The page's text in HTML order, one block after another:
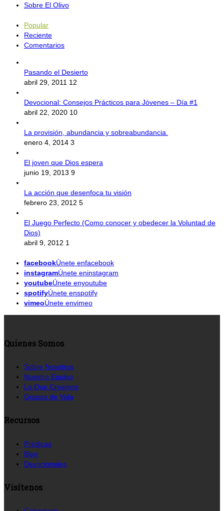
Sobre El Olivo
Popular
Reciente
Comentarios
Pasando el Desierto
abril 29, 2011 12
Devocional: Consejos Prácticos para Jóvenes – Día #1
abril 22, 2020 10
La provisión, abundancia y sobreabundancia.
enero 4, 2014 3
El joven que Dios espera
junio 19, 2013 9
La acción que desenfoca tu visión
febrero 23, 2012 5
El Juego Perfecto (Como conocer y obedecer la Voluntad de
Dios)
abril 9, 2012 1
facebookÚnete enfacebook
instagramÚnete eninstagram
youtubeÚnete enyoutube
spotifyÚnete enspotify
vimeoÚnete envimeo
Quienes Somos
Sobre Nosotros
Nuestro Equipo
Lo Que Creemos
Grupos de Vida
Recursos
Prédicas
Blog
Devocionales
Visítenos